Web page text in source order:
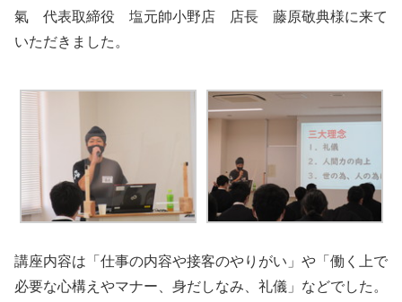
氣 代表取締役 塩元帥小野店 店長 藤原敬典様に来て
いただきました。
講座内容は「仕事の内容や接客のやりがい」や「働く上で
必要な心構えやマナー、身だしなみ、礼儀」などでした。